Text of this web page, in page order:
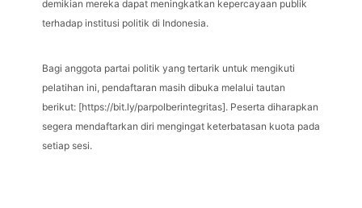
demikian mereka dapat meningkatkan kepercayaan publik
terhadap institusi politik di Indonesia.
Bagi anggota partai politik yang tertarik untuk mengikuti
pelatihan ini, pendaftaran masih dibuka melalui tautan
berikut: [https://bit.ly/parpolberintegritas]. Peserta diharapkan
segera mendaftarkan diri mengingat keterbatasan kuota pada
setiap sesi.